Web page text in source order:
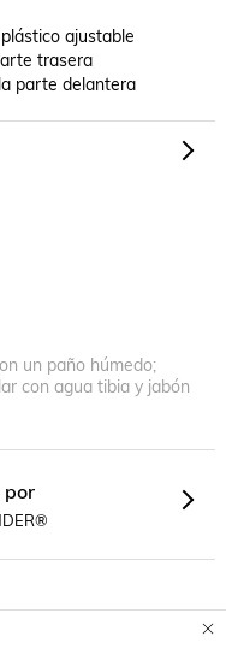
ajustable
trasera
parte delantera
un paño húmedo;
con agua tibia y jabón
por